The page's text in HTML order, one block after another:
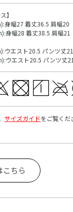
】
身幅27 着丈36.5 肩幅20
身幅28 着丈38.5 肩幅21
ウエスト20.5 パンツ丈
ウエスト20.5 パンツ丈
サイズガイドをご覧くだ
こちら